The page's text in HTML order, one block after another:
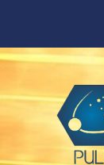
content